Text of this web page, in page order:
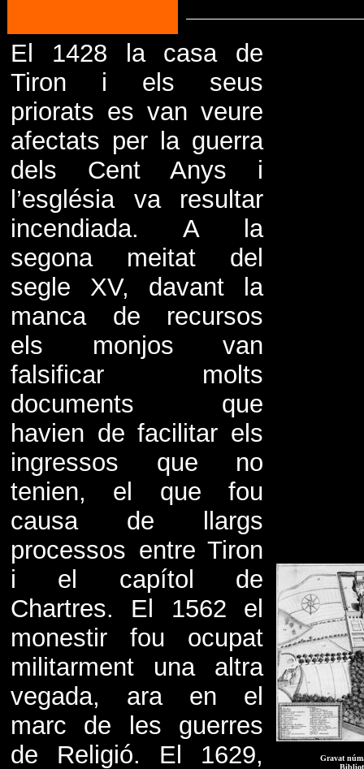
El 1428 la casa de
Tiron i els seus
priorats es van veure
afectats per la guerra
dels Cent Anys i
l’església va resultar
incendiada. A la
segona meitat del
segle XV, davant la
manca de recursos
els monjos van
falsificar molts
documents que
havien de facilitar els
ingressos que no
tenien, el que fou
causa de llargs
processos entre Tiron
i el capítol de
Chartres. El 1562 el
monestir fou ocupat
militarment una altra
vegada, ara en el
marc de les guerres
de Religió. El 1629,
Gravat